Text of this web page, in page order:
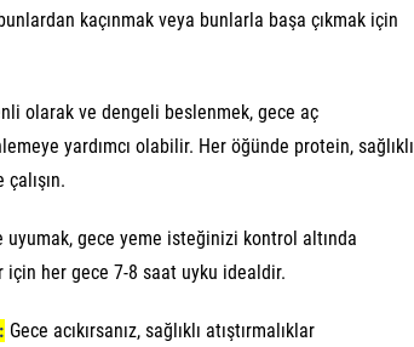
kaçınmak veya bunlarla başa çıkmak için
olarak ve dengeli beslenmek, gece aç
yardımcı olabilir. Her öğünde protein, sağlıklı
uyumak, gece yeme isteğinizi kontrol altında
için her gece 7-8 saat uyku idealdir.
Gece acıkırsanız, sağlıklı atıştırmalıklar